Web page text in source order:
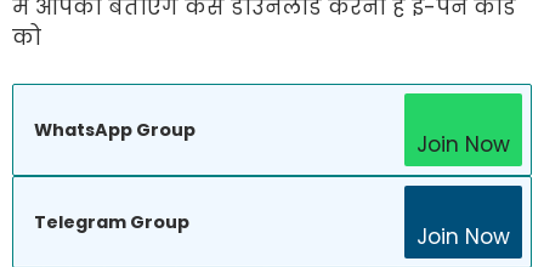
में आपको बताएंगे कैसे डाउनलोड करना है ई-पैन कार्ड
को
WhatsApp Group
Join Now
Telegram Group
Join Now